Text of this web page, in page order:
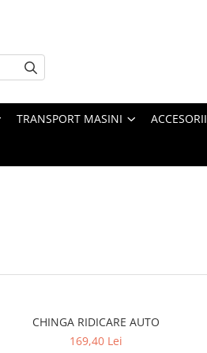
TRANSPORT MASINI ACCESORII
CHINGA RIDICARE AUTO
169,40 Lei